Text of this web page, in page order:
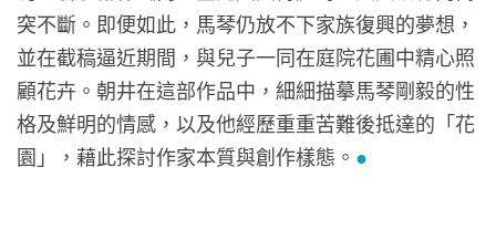
突不斷。即便如此，馬琴仍放不下家族復興的夢想，
並在截稿逼近期間，與兒子一同在庭院花圃中精心照
顧花卉。朝井在這部作品中，細細描摹馬琴剛毅的性
格及鮮明的情感，以及他經歷重重苦難後抵達的「花
園」，藉此探討作家本質與創作樣態。 ●